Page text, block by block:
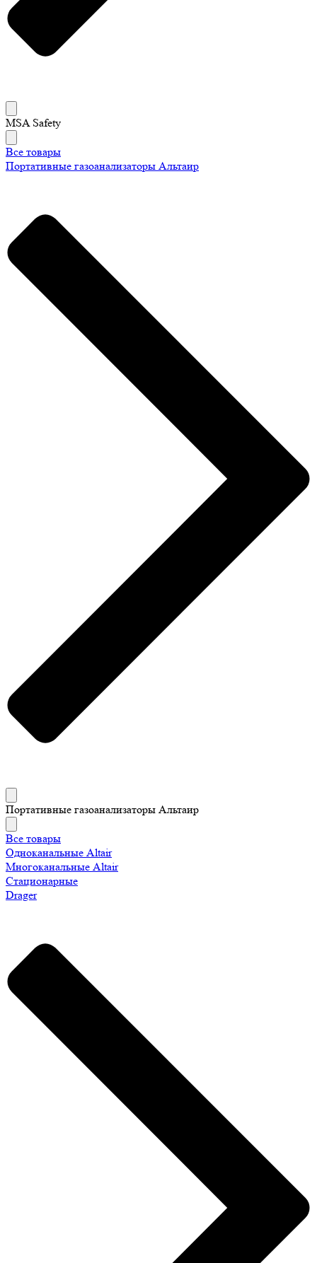
MSA Safety
Все товары
Портативные газоанализаторы Альтаир
Портативные газоанализаторы Альтаир
Все товары
Одноканальные Altair
Многоканальные Altair
Стационарные
Drager